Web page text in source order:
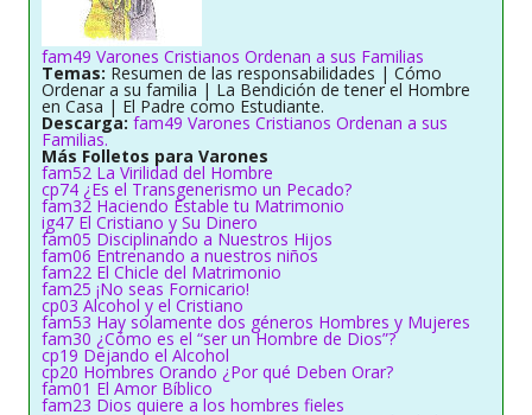
fam49 Varones Cristianos Ordenan a sus Familias
Temas: Resumen de las responsabilidades | Cómo
Ordenar a su familia | La Bendición de tener el Hombre
en Casa | El Padre como Estudiante.
Descarga: fam49 Varones Cristianos Ordenan a sus
Familias.
Más Folletos para Varones
fam52 La Virilidad del Hombre
cp74 ¿Es el Transgenerismo un Pecado?
fam32 Haciendo Estable tu Matrimonio
ig47 El Cristiano y Su Dinero
fam05 Disciplinando a Nuestros Hijos
fam06 Entrenando a nuestros niños
fam22 El Chicle del Matrimonio
fam25 ¡No seas Fornicario!
cp03 Alcohol y el Cristiano
fam53 Hay solamente dos géneros Hombres y Mujeres
fam30 ¿Cómo es el “ser un Hombre de Dios”?
cp19 Dejando el Alcohol
cp20 Hombres Orando ¿Por qué Deben Orar?
fam01 El Amor Bíblico
fam23 Dios quiere a los hombres fieles